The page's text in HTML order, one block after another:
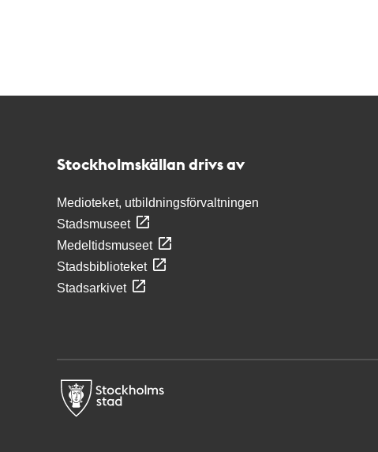
Stockholmskällan drivs av
Medioteket, utbildningsförvaltningen
Stadsmuseet
Medeltidsmuseet
Stadsbiblioteket
Stadsarkivet